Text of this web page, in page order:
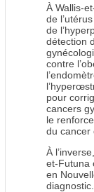
À Wallis-
de
de
détection
contre
pour
cancers
le
du cancer
À
et-Futuna
en